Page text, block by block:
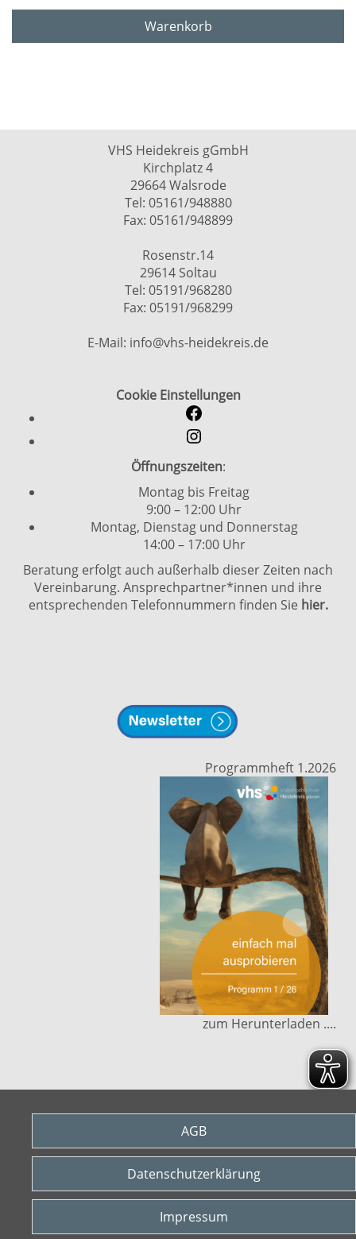
Warenkorb
VHS Heidekreis gGmbH
Kirchplatz 4
29664 Walsrode
Tel: 05161/948880
Fax: 05161/948899
Rosenstr.14
29614 Soltau
Tel: 05191/968280
Fax: 05191/968299
E-Mail: info@vhs-heidekreis.de
Cookie Einstellungen
Öffnungszeiten:
Montag bis Freitag
9:00 – 12:00 Uhr
Montag, Dienstag und Donnerstag
14:00 – 17:00 Uhr
Beratung erfolgt auch außerhalb dieser Zeiten nach
Vereinbarung. Ansprechpartner*innen und ihre
entsprechenden Telefonnummern finden Sie hier.
Programmheft 1.2026
zum Herunterladen ....
AGB
Datenschutzerklärung
Impressum